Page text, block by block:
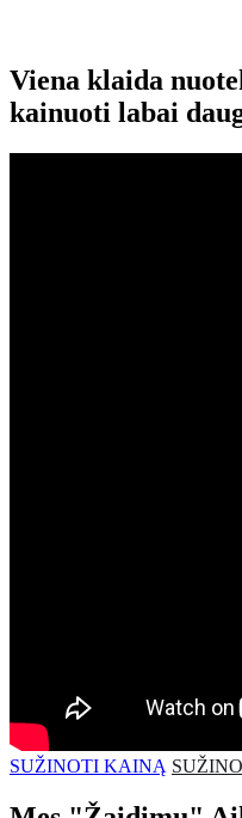
Viena klaida
kainuoti labai
SUŽINOTI KAINĄ